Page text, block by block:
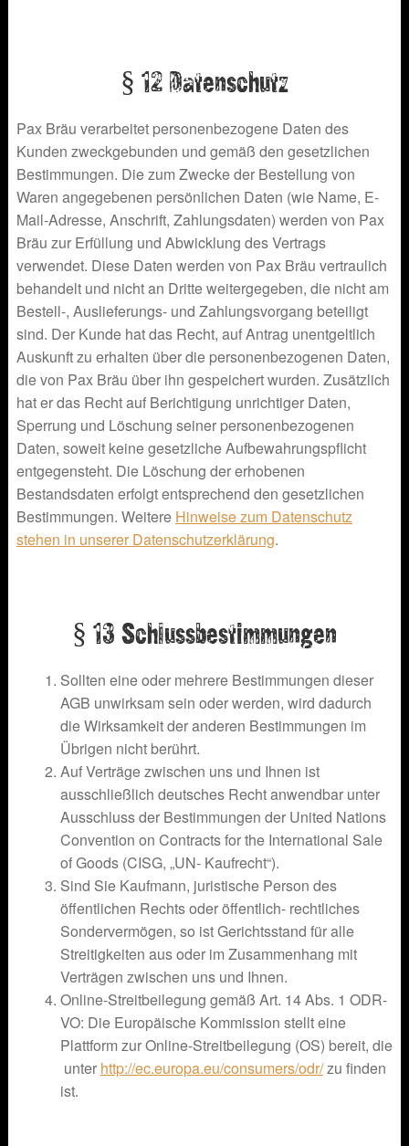
§ 12 Datenschutz
Pax Bräu verarbeitet personenbezogene Daten des
Kunden zweckgebunden und gemäß den gesetzlichen
Bestimmungen. Die zum Zwecke der Bestellung von
Waren angegebenen persönlichen Daten (wie Name, E-
Mail-Adresse, Anschrift, Zahlungsdaten) werden von Pax
Bräu zur Erfüllung und Abwicklung des Vertrags
verwendet. Diese Daten werden von Pax Bräu vertraulich
behandelt und nicht an Dritte weitergegeben, die nicht am
Bestell-, Auslieferungs- und Zahlungsvorgang beteiligt
sind. Der Kunde hat das Recht, auf Antrag unentgeltlich
Auskunft zu erhalten über die personenbezogenen Daten,
die von Pax Bräu über ihn gespeichert wurden. Zusätzlich
hat er das Recht auf Berichtigung unrichtiger Daten,
Sperrung und Löschung seiner personenbezogenen
Daten, soweit keine gesetzliche Aufbewahrungspflicht
entgegensteht. Die Löschung der erhobenen
Bestandsdaten erfolgt entsprechend den gesetzlichen
Bestimmungen. Weitere Hinweise zum Datenschutz
stehen in unserer Datenschutzerklärung.
§ 13 Schlussbestimmungen
Sollten eine oder mehrere Bestimmungen dieser
AGB unwirksam sein oder werden, wird dadurch
die Wirksamkeit der anderen Bestimmungen im
Übrigen nicht berührt.
Auf Verträge zwischen uns und Ihnen ist
ausschließlich deutsches Recht anwendbar unter
Ausschluss der Bestimmungen der United Nations
Convention on Contracts for the International Sale
of Goods (CISG, „UN- Kaufrecht“).
Sind Sie Kaufmann, juristische Person des
öffentlichen Rechts oder öffentlich- rechtliches
Sondervermögen, so ist Gerichtsstand für alle
Streitigkeiten aus oder im Zusammenhang mit
Verträgen zwischen uns und Ihnen.
Online-Streitbeilegung gemäß Art. 14 Abs. 1 ODR-
VO: Die Europäische Kommission stellt eine
Plattform zur Online-Streitbeilegung (OS) bereit, die
unter http://ec.europa.eu/consumers/odr/zu finden
ist.